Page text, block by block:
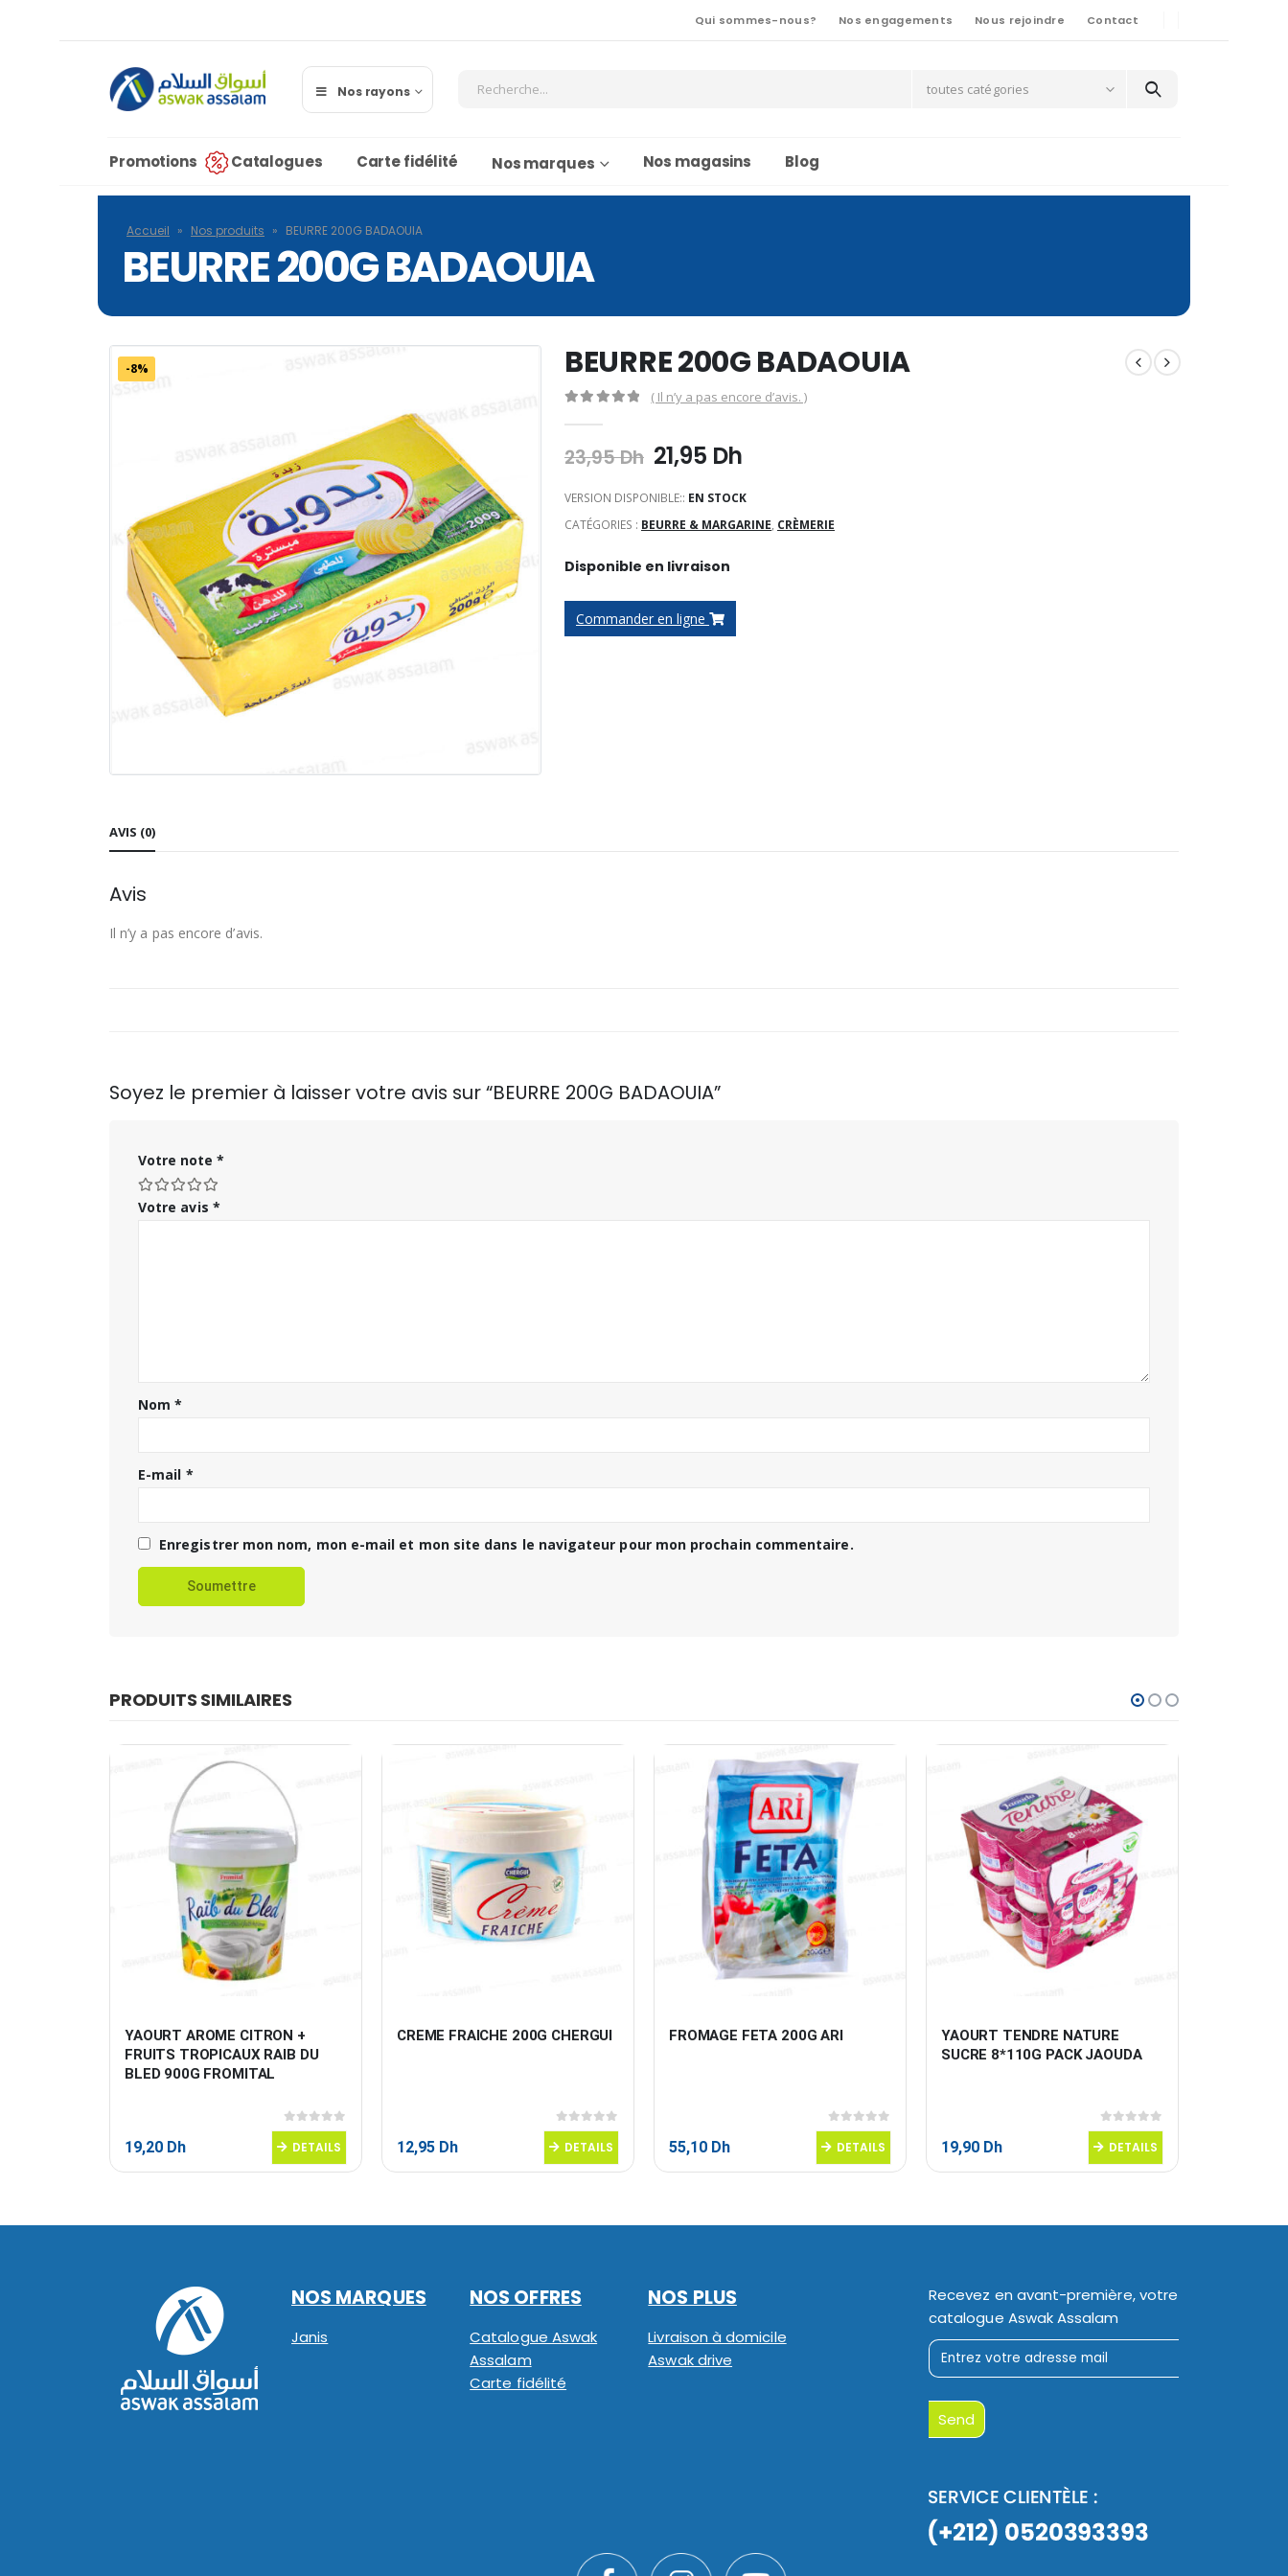
Qui sommes-nous? Nos engagements Nous rejoindre Contact
Nos rayons toutes catégories
Promotions Catalogues Carte fidélité Nos marques Nos magasins Blog
Accueil » Nos produits » BEURRE 200G BADAOUIA
BEURRE 200G BADAOUIA
-8% BEURRE 200G BADAOUIA
( Il n’y a pas encore d’avis. )
23,95Dh Le
initial
était :
21,95 DhLe
actuel
est :
VERSION DISPONIBLE:: EN STOCK
CATÉGORIES : BEURRE & MARGARINE, CRÈMERIE
Disponible en livraison
Commander en ligne
AVIS (0)
Avis
Il n’y a pas encore d’avis.
Soyez le premier à laisser votre avis sur “BEURRE 200G BADAOUIA”
Votre note *
Votre avis *
Nom*
E-mail *
Enregistrer mon nom, mon e-mail et mon site dans le navigateur pour mon prochain commentaire.
PRODUITS SIMILAIRES
YAOURT AROME CITRON +
FRUITS TROPICAUX RAIB DU
BLED 900G FROMITAL
0sur 5
19,20 Dh DETAILS
CREME FRAICHE 200G CHERGUI
0sur 5
12,95 Dh DETAILS
FROMAGE FETA 200G ARI
0sur 5
55,10 Dh DETAILS
YAOURT TENDRE NATURE
SUCRE 8*110G PACK JAOUDA
0sur 5
19,90 Dh DETAILS
NOS MARQUES
Janis
NOS OFFRES
Catalogue Aswak
Assalam
Carte fidélité
NOS PLUS
Livraison à domicile
Aswak drive
Recevez en avant-première, votre
catalogue Aswak Assalam